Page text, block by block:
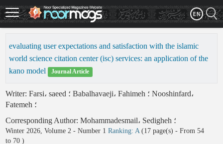
Skip
to
main
evaluating user expectations and satisfaction with the islamic
world science citation center (isc) services: an application of the
kano model
Journal Article
Writer: Farsi، saeed Babalhavaeji، Fahimeh
Nooshinfard،
Fatemeh ؛
Corresponding Author: Mohammadesmail، Sedigheh ؛
Winter 2026, Volume 2 - Number 1 Ranking: A (‎17 page(s) - From 54
to 70 )